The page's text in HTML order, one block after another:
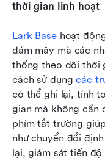
thời gian linh hoạt
Lark Base hoạt
đám mây mà các
thống theo dõi thời
cách sử dụng các
có thể ghi lại, tính
gian mà không cần
phím tắt trường
như chuyển đổi
lại, giám sát tiến